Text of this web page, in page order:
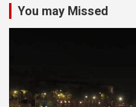
You may Missed